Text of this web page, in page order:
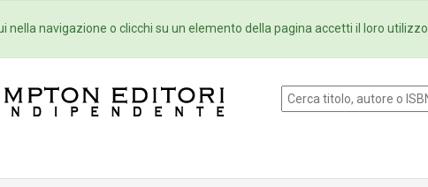
Eventi Collane Newsletter Ebookstore
navigazione o clicchi su un elemento della pagina accetti il loro utilizzo.